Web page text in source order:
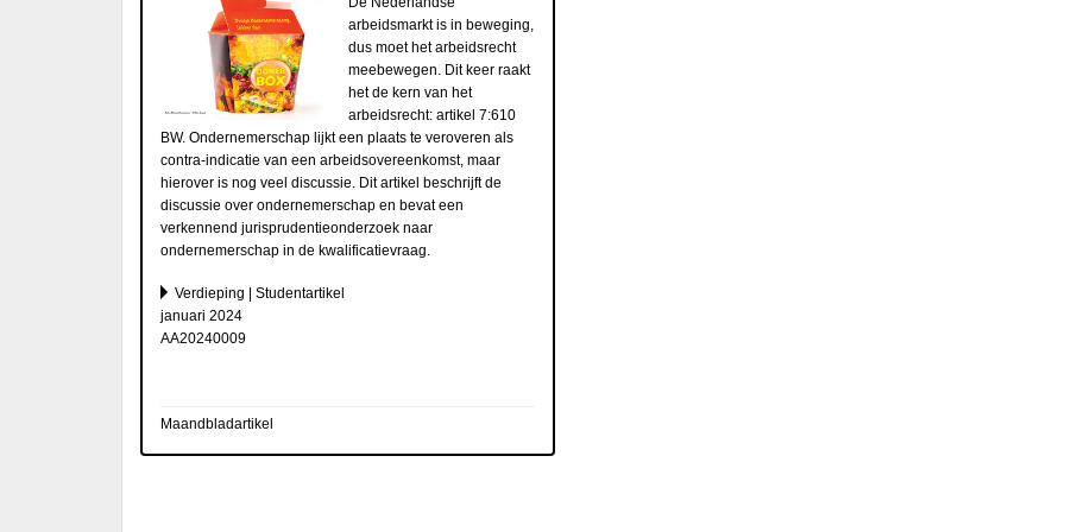
arbeidsmarkt is in beweging,
dus moet het arbeidsrecht
meebewegen. Dit keer raakt
het de kern van het
arbeidsrecht: artikel 7:610
BW. Ondernemerschap lijkt een plaats te veroveren als
contra-indicatie van een arbeidsovereenkomst, maar
hierover is nog veel discussie. Dit artikel beschrijft de
discussie over ondernemerschap en bevat een
verkennend jurisprudentieonderzoek naar
ondernemerschap in de kwalificatievraag.
Verdieping | Studentartikel
januari 2024
AA20240009
Maandbladartikel